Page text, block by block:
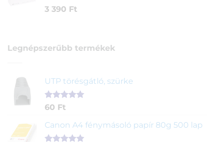
3 390 Ft
Legnépszerűbb termékek
UTP törésgátló, szürke
Értékelés
ből,
1
értékelés
alapján
60 Ft
Canon A4 fénymásoló papír 80g 500 lap